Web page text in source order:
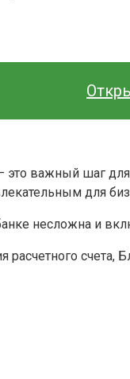
это важный шаг
для
несложна и
расчетного